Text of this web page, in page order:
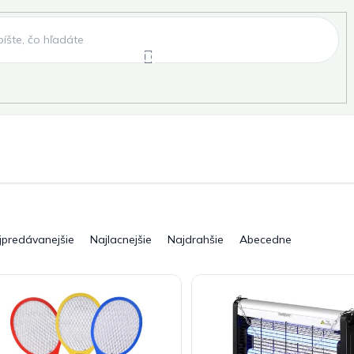
Záhradné grily a ohniská
Pre deti Novinky
Najlacnejšie Najdrahšie Abecedne